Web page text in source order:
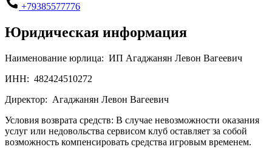
+79385577776
Юридическая информация
Наименование юрлица: ИП Агаджанян Левон Вагеевич
ИНН: 482424510272
Директор: Агаджанян Левон Вагеевич
Условия возврата средств: В случае невозможности оказания
услуг или недовольства сервисом клуб оставляет за собой
возможность компенсировать средства игровым временем.